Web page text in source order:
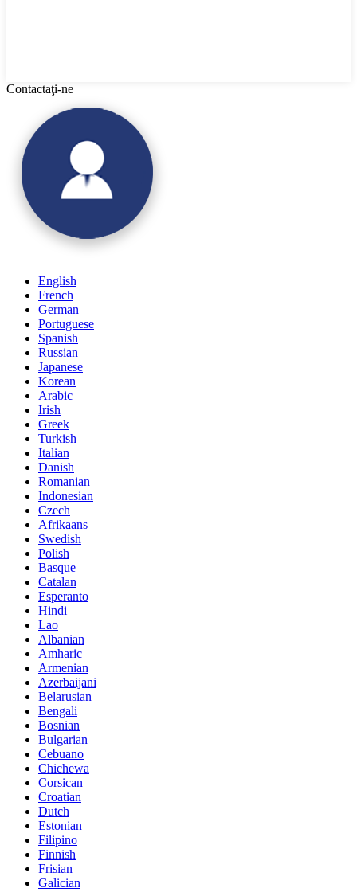
Contactaţi-ne
English
French
German
Portuguese
Spanish
Russian
Japanese
Korean
Arabic
Irish
Greek
Turkish
Italian
Danish
Romanian
Indonesian
Czech
Afrikaans
Swedish
Polish
Basque
Catalan
Esperanto
Hindi
Lao
Albanian
Amharic
Armenian
Azerbaijani
Belarusian
Bengali
Bosnian
Bulgarian
Cebuano
Chichewa
Corsican
Croatian
Dutch
Estonian
Filipino
Finnish
Frisian
Galician